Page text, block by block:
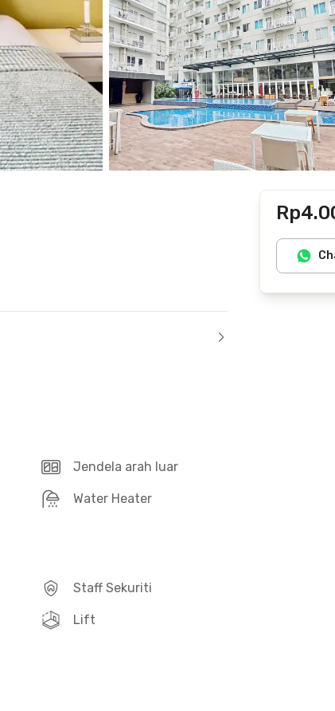
Jendela arah luar
Water Heater
Staff Sekuriti
Lift
Tidak